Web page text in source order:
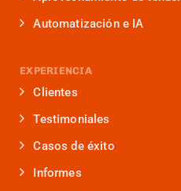
Automatización e IA
EXPERIENCIA
Clientes
Testimoniales
Casos de éxito
Informes